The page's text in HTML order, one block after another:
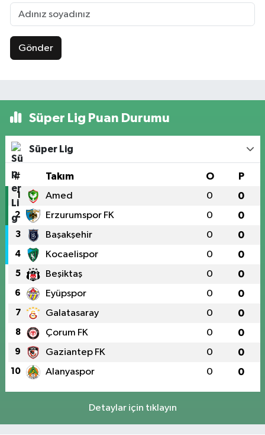
Gönder
Süper Lig Puan Durumu
Süper Lig
# Takım O P
1 Amed 0 0
2 Erzurumspor FK 0 0
3 Başakşehir 0 0
4 Kocaelispor 0 0
5 Beşiktaş 0 0
6 Eyüpspor 0 0
7 Galatasaray 0 0
8 Çorum FK 0 0
9 Gaziantep FK 0 0
10 Alanyaspor 0 0
Detaylar için tıklayın